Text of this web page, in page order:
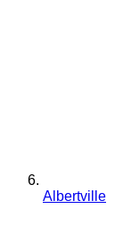
Albertville